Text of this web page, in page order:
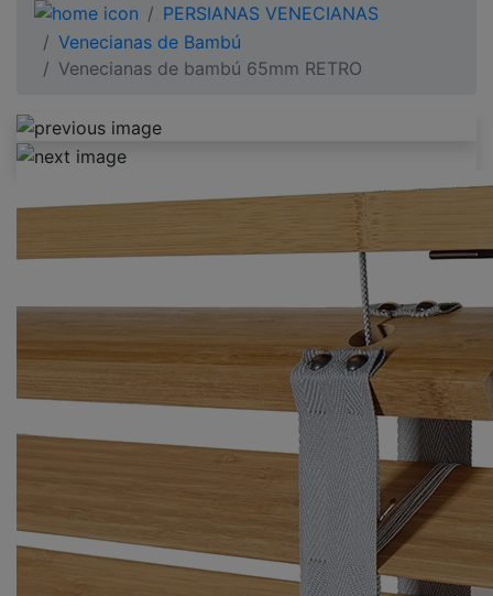
PERSIANAS VENECIANAS
Venecianas de Bambú
Venecianas de bambú 65mm RETRO